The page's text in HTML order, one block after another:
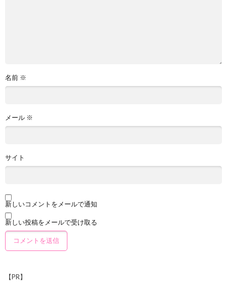
名前 ※
メール ※
サイト
新しいコメントをメールで通知
新しい投稿をメールで受け取る
【PR】